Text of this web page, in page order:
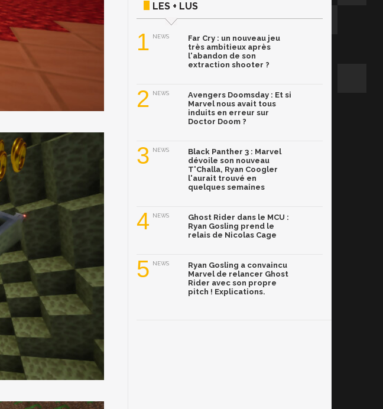
LES + LUS
1 NEWS
Far Cry : un nouveau jeu
très ambitieux après
l'abandon de son
extraction shooter ?
2 NEWS
Avengers Doomsday : Et si
Marvel nous avait tous
induits en erreur sur
Doctor Doom ?
3 NEWS
Black Panther 3 : Marvel
dévoile son nouveau
T'Challa, Ryan Coogler
l'aurait trouvé en
quelques semaines
4 NEWS
Ghost Rider dans le MCU :
Ryan Gosling prend le
relais de Nicolas Cage
5 NEWS
Ryan Gosling a convaincu
Marvel de relancer Ghost
Rider avec son propre
pitch ! Explications.